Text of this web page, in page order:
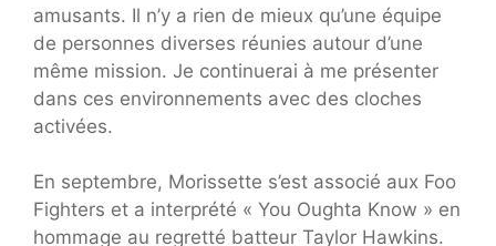
amusants. Il n’y a rien de mieux qu’une équipe
de personnes diverses réunies autour d’une
même mission. Je continuerai à me présenter
dans ces environnements avec des cloches
activées.
En septembre, Morissette s’est associé aux Foo
Fighters et a interprété « You Oughta Know » en
hommage au regretté batteur Taylor Hawkins.